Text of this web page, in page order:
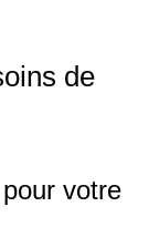
de
votre